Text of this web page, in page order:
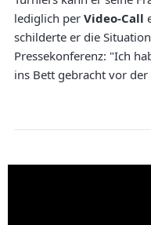
lediglich per Video-Call
schilderte er die
Pressekonferenz: "Ich
ins Bett gebracht vor der